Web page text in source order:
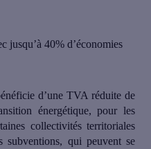
jusqu’à 40% d’économies
d’une TVA réduite de
énergétique, pour les
collectivités territoriales
subventions, qui peuvent se